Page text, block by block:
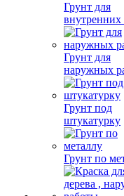
Грунт для
внутренних
Грунт для
наружных
Грунт под
штукатурку
Грунт по